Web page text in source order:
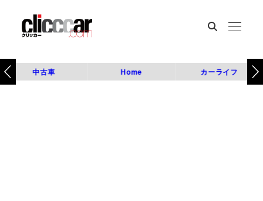
中古車 Home カーライフ